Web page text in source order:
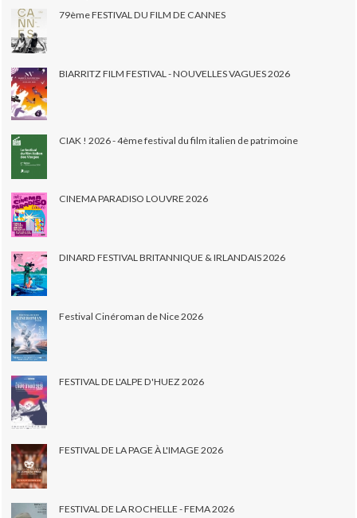
79ème FESTIVAL DU FILM DE CANNES
BIARRITZ FILM FESTIVAL - NOUVELLES VAGUES 2026
CIAK ! 2026 - 4ème festival du film italien de patrimoine
CINEMA PARADISO LOUVRE 2026
DINARD FESTIVAL BRITANNIQUE & IRLANDAIS 2026
Festival Cinéroman de Nice 2026
FESTIVAL DE L'ALPE D'HUEZ 2026
FESTIVAL DE LA PAGE À L'IMAGE 2026
FESTIVAL DE LA ROCHELLE - FEMA 2026